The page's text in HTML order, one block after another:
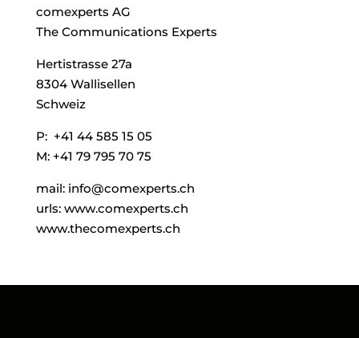
comexperts AG
The Communications Experts
Hertistrasse 27a
8304 Wallisellen
Schweiz
P: +41 44 585 15 05
M: +41 79 795 70 75
mail: info@comexperts.ch
urls: www.comexperts.ch
www.thecomexperts.ch